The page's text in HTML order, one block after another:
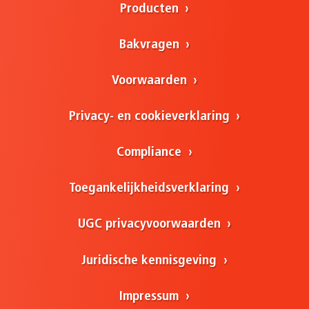
Producten
Bakvragen
Voorwaarden
Privacy- en cookieverklaring
Compliance
Toegankelijkheidsverklaring
UGC privacyvoorwaarden
Juridische kennisgeving
Impressum